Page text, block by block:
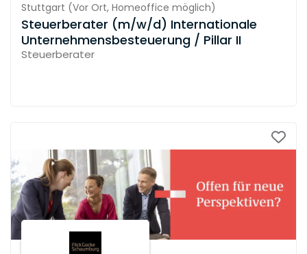
Stuttgart (Vor Ort, Homeoffice möglich)
Steuerberater (m/w/d) Internationale
Unternehmensbesteuerung / Pillar II
Steuerberater